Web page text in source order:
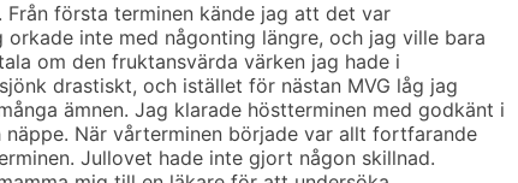
Från första terminen kände jag att det var
inte med någonting längre, och jag ville bara
om den fruktansvärda värken jag hade i
drastiskt, och istället för nästan MVG låg jag
ämnen. Jag klarade höstterminen med godkänt i
näppe. När vårterminen började var allt fortfarande
Jullovet hade inte gjort någon skillnad.